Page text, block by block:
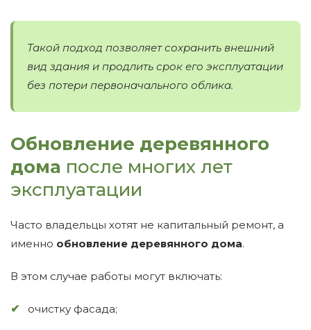
Такой подход позволяет сохранить внешний
вид здания и продлить срок его эксплуатации
без потери первоначального облика.
Обновление деревянного
дома после многих лет
эксплуатации
Часто владельцы хотят не капитальный ремонт, а
именно обновление деревянного дома.
В этом случае работы могут включать:
очистку фасада;